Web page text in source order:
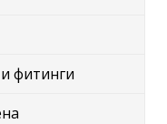
фитинги